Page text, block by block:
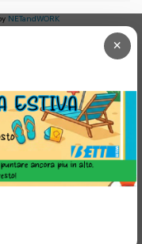
×
NETandWORK